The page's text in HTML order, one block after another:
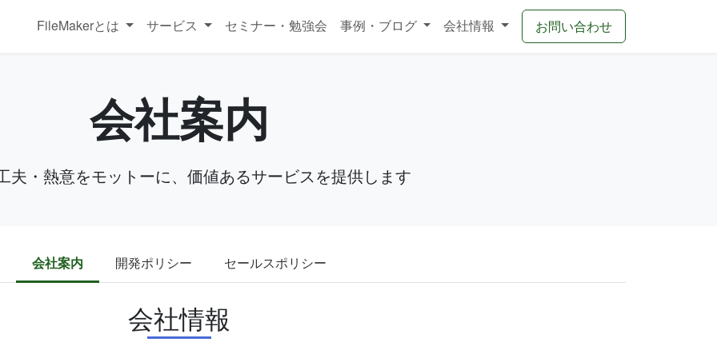
FileMakerとは サービス セミナー・勉強会 事例・ブログ 会社情報 お問い合わせ
会社案内
夫・熱意をモットーに、価値あるサービスを提供します
会社案内 開発ポリシー セールスポリシー
会社情報